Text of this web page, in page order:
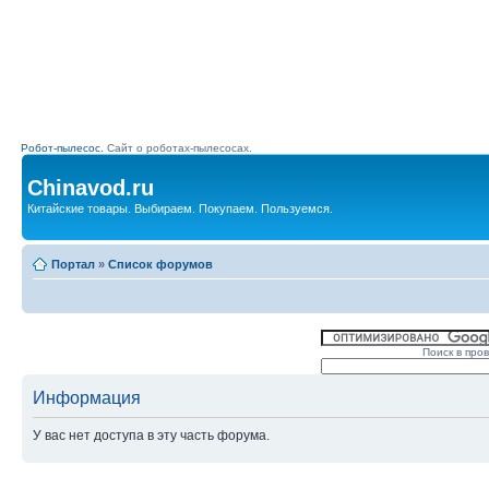
Робот-пылесос. Сайт о роботах-пылесосах.
Chinavod.ru
Китайские товары. Выбираем. Покупаем. Пользуемся.
Портал » Список форумов
Поиск в
Информация
У вас нет доступа в эту часть форума.